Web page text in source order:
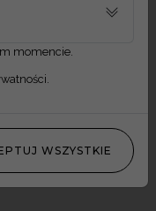
momencie.
.
WSZYSTKIE